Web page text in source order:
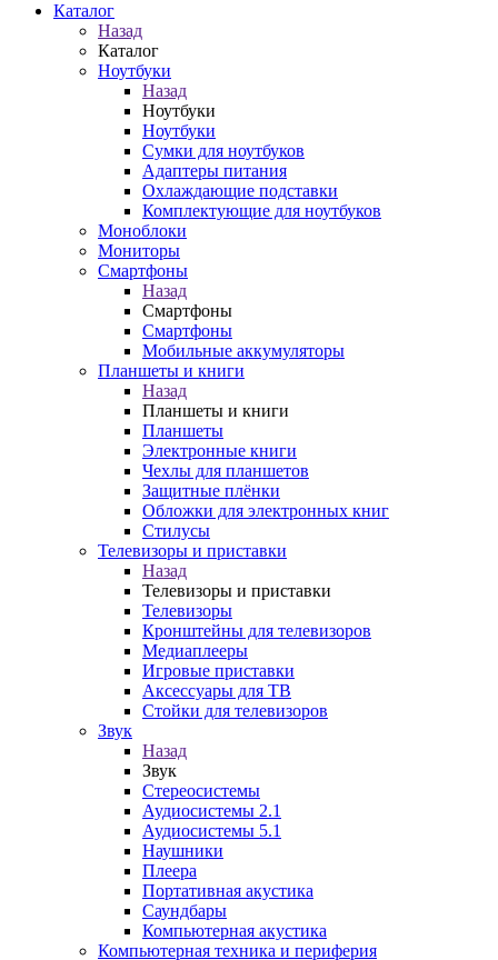
Каталог
Назад
Каталог
Ноутбуки
Назад
Ноутбуки
Ноутбуки
Сумки для ноутбуков
Адаптеры питания
Охлаждающие подставки
Комплектующие для ноутбуков
Моноблоки
Мониторы
Смартфоны
Назад
Смартфоны
Смартфоны
Мобильные аккумуляторы
Планшеты и книги
Назад
Планшеты и книги
Планшеты
Электронные книги
Чехлы для планшетов
Защитные плёнки
Обложки для электронных книг
Стилусы
Телевизоры и приставки
Назад
Телевизоры и приставки
Телевизоры
Кронштейны для телевизоров
Медиаплееры
Игровые приставки
Аксессуары для ТВ
Стойки для телевизоров
Звук
Назад
Звук
Стереосистемы
Аудиосистемы 2.1
Аудиосистемы 5.1
Наушники
Плеера
Портативная акустика
Саундбары
Компьютерная акустика
Компьютерная техника и периферия